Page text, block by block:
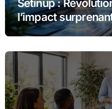
Setinup :
l’impact